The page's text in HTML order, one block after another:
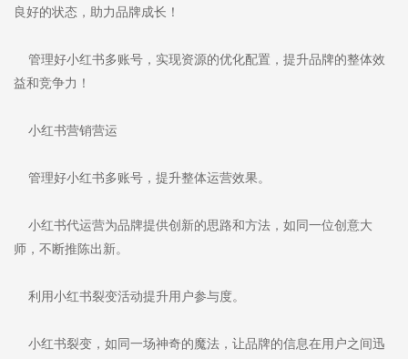
良好的状态，助力品牌成长！
管理好小红书多账号，实现资源的优化配置，提升品牌的整体效
益和竞争力！
小红书营销营运
管理好小红书多账号，提升整体运营效果。
小红书代运营为品牌提供创新的思路和方法，如同一位创意大
师，不断推陈出新。
利用小红书裂变活动提升用户参与度。
小红书裂变，如同一场神奇的魔法，让品牌的信息在用户之间迅